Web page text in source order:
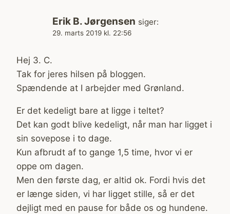
Erik B. Jørgensen siger:
29. marts 2019 kl. 22:56
Hej 3. C.
Tak for jeres hilsen på bloggen.
Spændende at I arbejder med Grønland.
Er det kedeligt bare at ligge i teltet?
Det kan godt blive kedeligt, når man har ligget i
sin sovepose i to dage.
Kun afbrudt af to gange 1,5 time, hvor vi er
oppe om dagen.
Men den første dag, er altid ok. Fordi hvis det
er længe siden, vi har ligget stille, så er det
dejligt med en pause for både os og hundene.